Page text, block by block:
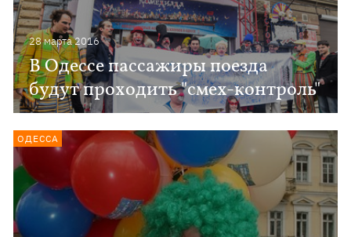
28 марта 2016
В Одессе пассажиры поезда
будут проходить "смех-контроль"
ОДЕССА